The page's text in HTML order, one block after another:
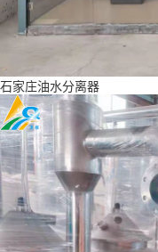
石家庄油水分离器